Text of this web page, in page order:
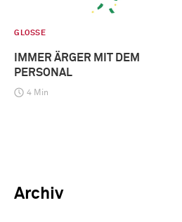
GLOSSE
IMMER ÄRGER MIT DEM
PERSONAL
4 Min
Archiv